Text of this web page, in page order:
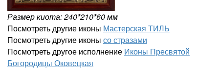
Размер киота: 240*210*60 мм
Посмотреть другие иконы Мастерская ТИЛЬ
Посмотреть другие иконы со стразами
Посмотреть другое исполнение Иконы Пресвятой
Богородицы Оковецкая